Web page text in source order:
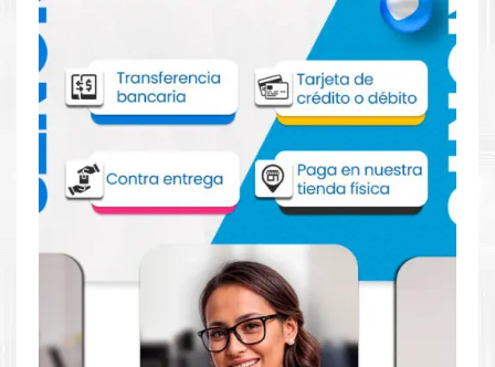
Comprar Tinta Canon PFI-120MBK Negro
Mate para impresora TM-200 TM-205
TM-300 TM-305
Aprovecha nuestra experiencia y atención para adquirir tus
productos. Tenemos promociones todos los dias. Escríbenos o
visítanos hoy para encontrar la solución perfecta para tu
impresoraCanon , como laTinta Canon PFI-120MBK Negro
Mate para impresora TM-200 TM-205 TM-300 TM-305